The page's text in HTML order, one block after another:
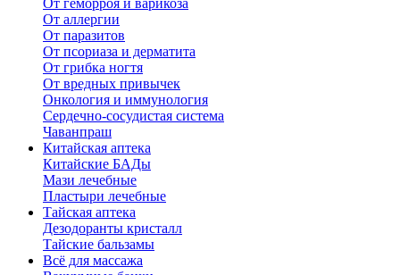
От геморроя и варикоза
От аллергии
От паразитов
От псориаза и дерматита
От грибка ногтя
От вредных привычек
Онкология и иммунология
Сердечно-сосудистая система
Чаванпраш
Китайская аптека
Китайские БАДы
Мази лечебные
Пластыри лечебные
Тайская аптека
Дезодоранты кристалл
Тайские бальзамы
Всё для массажа